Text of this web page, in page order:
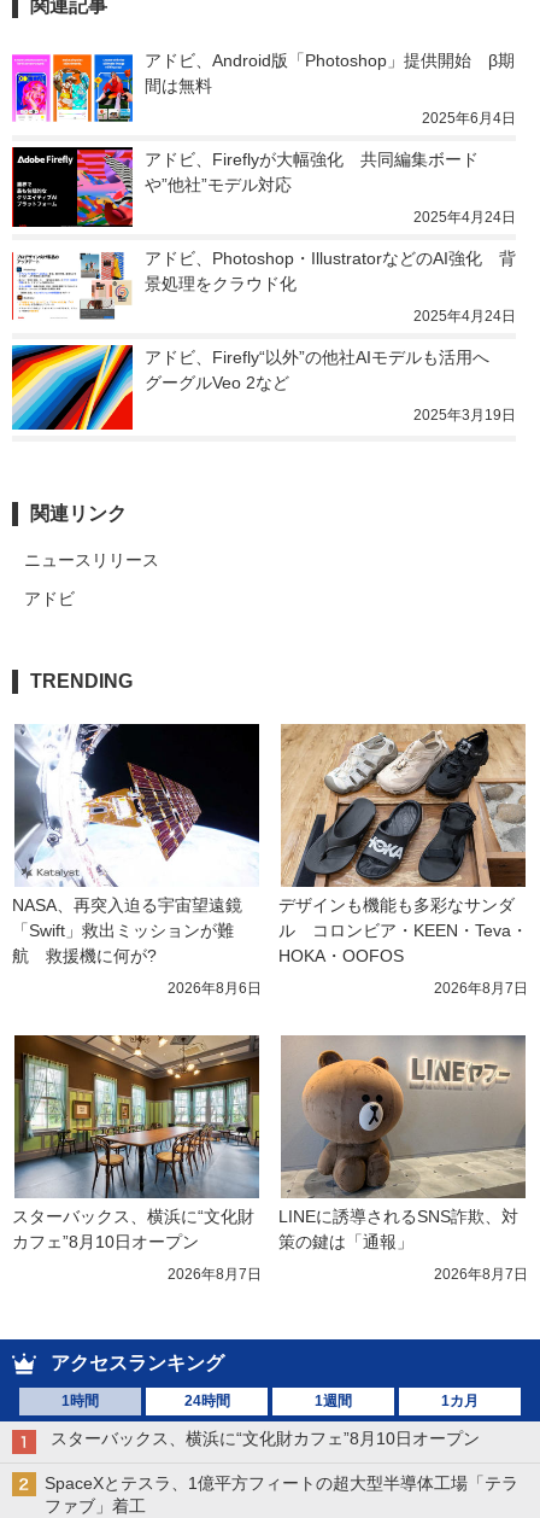
関連記事
アドビ、Android版「Photoshop」提供開始　β期
間は無料
2025年6月4日
アドビ、Fireflyが大幅強化　共同編集ボード
や”他社”モデル対応
2025年4月24日
アドビ、Photoshop・IllustratorなどのAI強化　背
景処理をクラウド化
2025年4月24日
アドビ、Firefly“以外”の他社AIモデルも活用へ
グーグルVeo 2など
2025年3月19日
関連リンク
ニュースリリース
アドビ
TRENDING
NASA、再突入迫る宇宙望遠鏡
「Swift」救出ミッションが難
航　救援機に何が?
2026年8月6日
デザインも機能も多彩なサンダ
ル　コロンビア・KEEN・Teva・
HOKA・OOFOS
2026年8月7日
スターバックス、横浜に“文化財
カフェ”8月10日オープン
2026年8月7日
LINEに誘導されるSNS詐欺、対
策の鍵は「通報」
2026年8月7日
アクセスランキング
1時間 24時間 1週間 1カ月
スターバックス、横浜に“文化財カフェ”8月10日オープン
SpaceXとテスラ、1億平方フィートの超大型半導体工場「テラ
ファブ」着工